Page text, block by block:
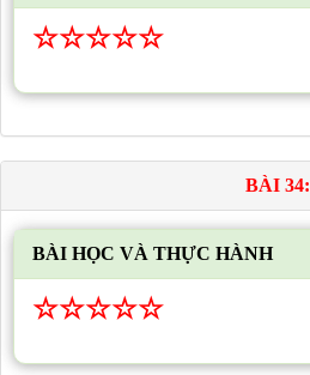
☆☆☆☆☆
BÀI 34:
BÀI HỌC VÀ THỰC HÀNH
☆☆☆☆☆